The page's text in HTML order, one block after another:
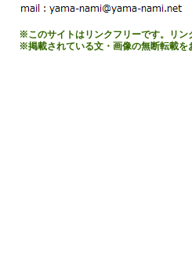
※このサイトはリンクフリーです。リン
※掲載されている文・画像の無断転載を